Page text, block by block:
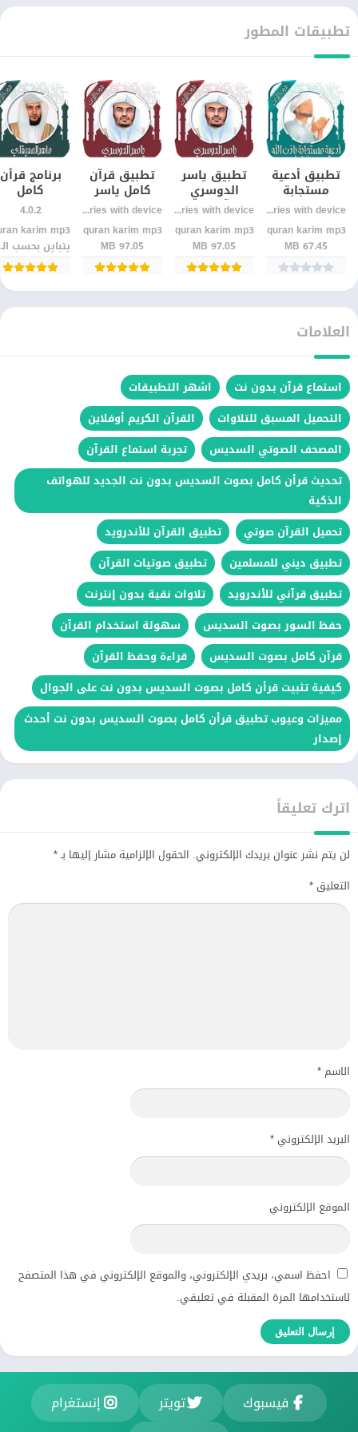
تطبيقات المطور
تطبيق أدعية
مستجابة
ومبكية
للأندرويد |
أدعية مؤثرة
بدون إنترنت
Varies with device
quran karim mp3‏
67.45 MB
تطبيق ياسر
الدوسري
للقرآن الكريم
للأندرويد –
استمع للقرآن
كامل بدون نت
بسهولة
Varies with device
quran karim mp3‏
97.05 MB
تطبيق قرآن
كامل ياسر
الدوسري بدون
نت – استمع
وتعلم بسهولة
Varies with device
quran karim mp3‏
97.05 MB
برنامج قرأن
كامل
بدون نت
4.0.2
karim mp3‏
العلامات
استماع قرآن بدون نت
اشهر التطبيقات
التحميل المسبق للتلاوات
القرآن الكريم أوفلاين
المصحف الصوتي السديس
تجربة استماع القرآن
تحديث قرأن كامل بصوت السديس بدون نت الجديد للهواتف
الذكية
تحميل القرآن صوتي
تطبيق القرآن للأندرويد
تطبيق ديني للمسلمين
تطبيق صوتيات القرآن
تطبيق قرآني للأندرويد
تلاوات نقية بدون إنترنت
حفظ السور بصوت السديس
سهولة استخدام القرآن
قرآن كامل بصوت السديس
قراءة وحفظ القرآن
كيفية تثبيت قرأن كامل بصوت السديس بدون نت على الجوال
مميزات وعيوب تطبيق قرأن كامل بصوت السديس بدون نت أحدث
إصدار
اترك تعليقاً
لن يتم نشر عنوان بريدك الإلكتروني. الحقول الإلزامية مشار إليها بـ*
التعليق *
الاسم*
البريد الإلكتروني *
الموقع الإلكتروني
احفظ اسمي، بريدي الإلكتروني، والموقع الإلكتروني في هذا المتصفح
لاستخدامها المرة المقبلة في تعليقي.
فيسبوك تويتر
إنستغرام